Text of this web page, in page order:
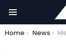
You are here:
Home News